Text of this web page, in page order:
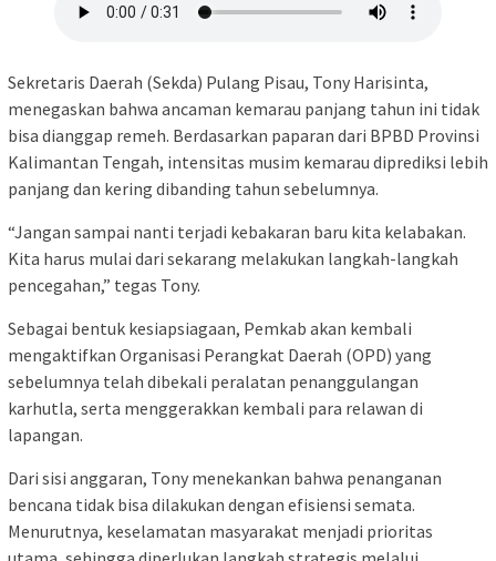
Sekretaris Daerah (Sekda) Pulang Pisau, Tony Harisinta,
menegaskan bahwa ancaman kemarau panjang tahun ini tidak
bisa dianggap remeh. Berdasarkan paparan dari BPBD Provinsi
Kalimantan Tengah, intensitas musim kemarau diprediksi lebih
panjang dan kering dibanding tahun sebelumnya.
“Jangan sampai nanti terjadi kebakaran baru kita kelabakan.
Kita harus mulai dari sekarang melakukan langkah-langkah
pencegahan,” tegas Tony.
Sebagai bentuk kesiapsiagaan, Pemkab akan kembali
mengaktifkan Organisasi Perangkat Daerah (OPD) yang
sebelumnya telah dibekali peralatan penanggulangan
karhutla, serta menggerakkan kembali para relawan di
lapangan.
Dari sisi anggaran, Tony menekankan bahwa penanganan
bencana tidak bisa dilakukan dengan efisiensi semata.
Menurutnya, keselamatan masyarakat menjadi prioritas